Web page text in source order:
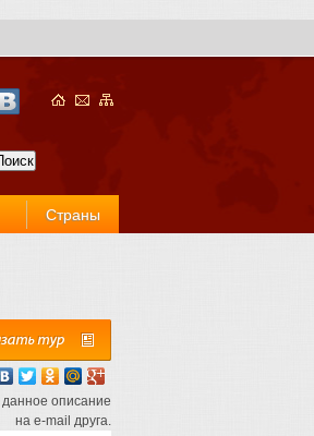
Страны
данное описание
на e-mail друга.